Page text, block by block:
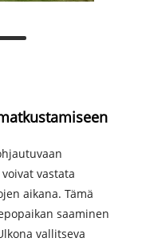
vastata
aikana. Tämä
saaminen
vallitseva